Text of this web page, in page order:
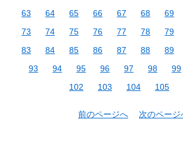
63
64 65 66 67 68 69
73
74 75 76 77 78 79
83
84 85 86 87 88 89
93
94 95 96 97 98 99
102
103 104 105
前のページへ 次のページ